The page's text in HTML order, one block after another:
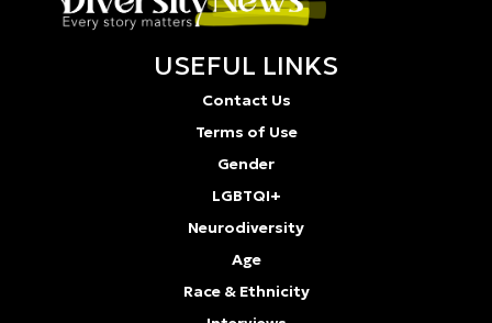
USEFUL LINKS
Contact Us
Terms of Use
Gender
LGBTQI+
Neurodiversity
Age
Race & Ethnicity